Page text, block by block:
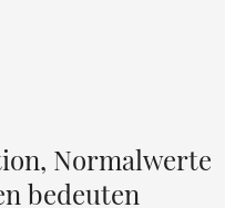
Normalwerte
bedeuten